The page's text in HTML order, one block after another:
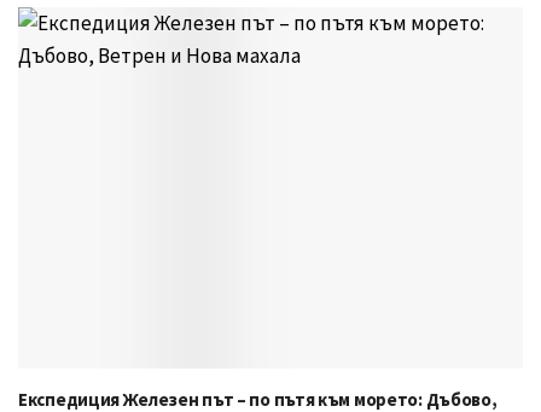
Експедиция Железен път – по пътя към морето: Дъбово,